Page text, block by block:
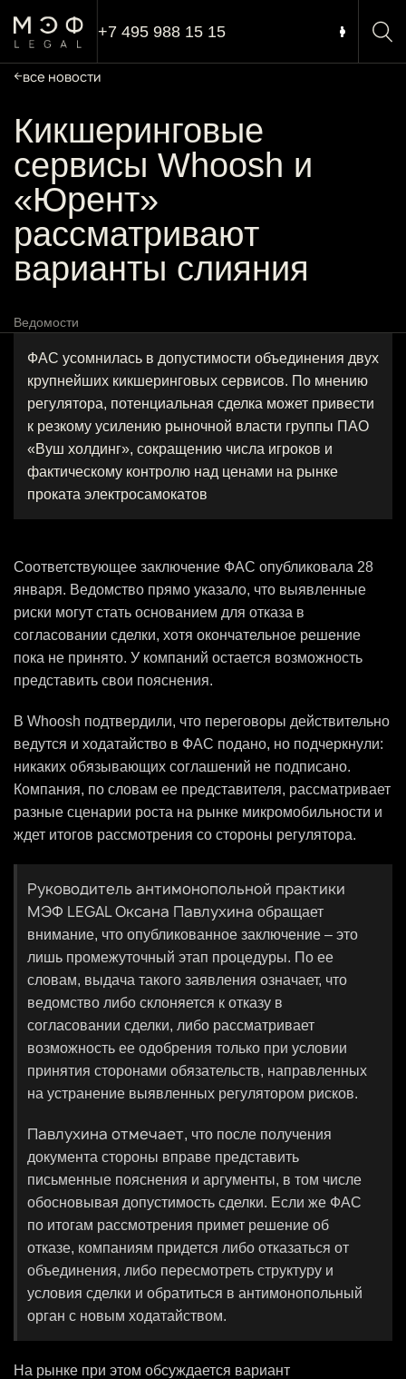
+7 495 988 15 15
все новости
Кикшеринговые
сервисы Whoosh и
«Юрент»
рассматривают
варианты слияния
Ведомости
ФАС усомнилась в допустимости объединения двух
крупнейших кикшеринговых сервисов. По мнению
регулятора, потенциальная сделка может привести
к резкому усилению рыночной власти группы ПАО
«Вуш холдинг», сокращению числа игроков и
фактическому контролю над ценами на рынке
проката электросамокатов
Соответствующее заключение ФАС опубликовала 28
января. Ведомство прямо указало, что выявленные
риски могут стать основанием для отказа в
согласовании сделки, хотя окончательное решение
пока не принято. У компаний остается возможность
представить свои пояснения.
В Whoosh подтвердили, что переговоры действительно
ведутся и ходатайство в ФАС подано, но подчеркнули:
никаких обязывающих соглашений не подписано.
Компания, по словам ее представителя, рассматривает
разные сценарии роста на рынке микромобильности и
ждет итогов рассмотрения со стороны регулятора.
Руководитель антимонопольной практики
МЭФ LEGAL Оксана Павлухина обращает
внимание, что опубликованное заключение – это
лишь промежуточный этап процедуры. По ее
словам, выдача такого заявления означает, что
ведомство либо склоняется к отказу в
согласовании сделки, либо рассматривает
возможность ее одобрения только при условии
принятия сторонами обязательств, направленных
на устранение выявленных регулятором рисков.
Павлухина отмечает, что после получения
документа стороны вправе представить
письменные пояснения и аргументы, в том числе
обосновывая допустимость сделки. Если же ФАС
по итогам рассмотрения примет решение об
отказе, компаниям придется либо отказаться от
объединения, либо пересмотреть структуру и
условия сделки и обратиться в антимонопольный
орган с новым ходатайством.
На рынке при этом обсуждается вариант